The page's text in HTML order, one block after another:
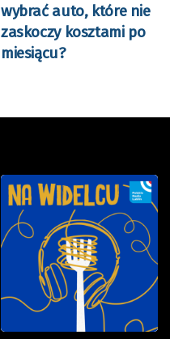
wybrać auto, które nie
zaskoczy kosztami po
miesiącu?